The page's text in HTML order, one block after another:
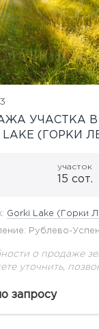
УЧАСТКА
LAKE (ГОРКИ
участок
15 сот.
Gorki Lake (Горки
Рублево-
о продаже
уточнить,
запросу